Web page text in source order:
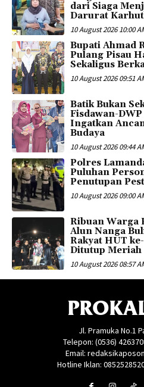
dari Siaga
Darurat
10 August 2026 10:00
Bupati Ahmad
Pulang Pisau
Sekaligus
10 August 2026 09:51
Batik Bukan
Fisdawan-
Ingatkan
Budaya
10 August 2026 09:44
Polres
Puluhan
Penutupan
10 August 2026 09:00
Ribuan Warga
Alun Nanga
Rakyat HUT
Ditutup Meriah
10 August 2026 08:57
Jl. Pramuka No.1
Telepon: (0536)
Email:
Hotline Iklan: